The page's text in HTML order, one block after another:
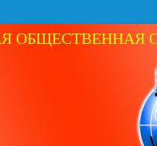
ОБЩЕСТВЕННАЯ